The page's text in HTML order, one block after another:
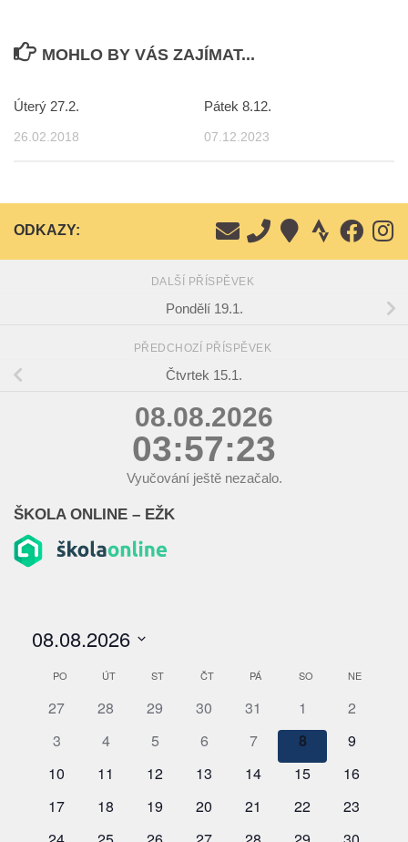
MOHLO BY VÁS ZAJÍMAT...
Úterý 27.2.
26.02.2018
Pátek 8.12.
07.12.2023
ODKAZY:
DALŠÍ PŘÍSPĚVEK
Pondělí 19.1.
PŘEDCHOZÍ PŘÍSPĚVEK
Čtvrtek 15.1.
08.08.2026
03:57:23
Vyučování ještě nezačalo.
ŠKOLA ONLINE – EŽK